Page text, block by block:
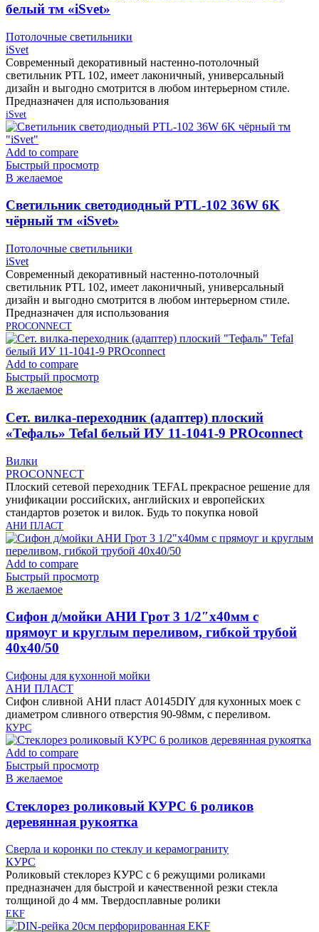
белый тм «iSvet»
Потолочные светильники
iSvet
Современный декоративный настенно-потолочный
светильник PTL 102, имеет лаконичный, универсальный
дизайн и выгодно смотрится в любом интерьерном стиле.
Предназначен для использования
iSvet
Add to compare
Быстрый просмотр
В желаемое
Cветильник светодиодный PTL-102 36W 6K
чёрный тм «iSvet»
Потолочные светильники
iSvet
Современный декоративный настенно-потолочный
светильник PTL 102, имеет лаконичный, универсальный
дизайн и выгодно смотрится в любом интерьерном стиле.
Предназначен для использования
PROCONNECT
Add to compare
Быстрый просмотр
В желаемое
Cет. вилка-переходник (адаптер) плоский
«Тефаль» Tefal белый ИУ 11-1041-9 PROconnect
Вилки
PROCONNECT
Плоский сетевой переходник TEFAL прекрасное решение для
унификации российских, английских и европейских
стандартов розеток и вилок. Будь то покупка новой
АНИ ПЛАСТ
Add to compare
Быстрый просмотр
В желаемое
Cифон д/мойки АНИ Грот 3 1/2″х40мм с
прямоуг и круглым переливом, гибкой трубой
40х40/50
Сифоны для кухонной мойки
АНИ ПЛАСТ
Сифон сливной АНИ пласт A0145DIY для кухонных моек с
диаметром сливного отверстия 90-98мм, с переливом.
КУРС
Add to compare
Быстрый просмотр
В желаемое
Cтеклорез роликовый КУРС 6 роликов
деревянная рукоятка
Сверла и коронки по стеклу и керамограниту
КУРС
Роликовый стеклорез КУРС с 6 режущими роликами
предназначен для быстрой и качественной резки стекла
толщиной до 4 мм. Твердосплавные ролики
EKF